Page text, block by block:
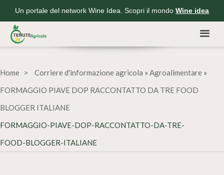
Un portale del network Wine Idea. Scopri il mondo Wine idea
Home Corriere d'informazione agricola » Agroalimentare »
FORMAGGIO PIAVE DOP RACCONTATTO DA TRE FOOD
BLOGGER ITALIANE
FORMAGGIO-PIAVE-DOP-RACCONTATTO-DA-TRE-
FOOD-BLOGGER-ITALIANE